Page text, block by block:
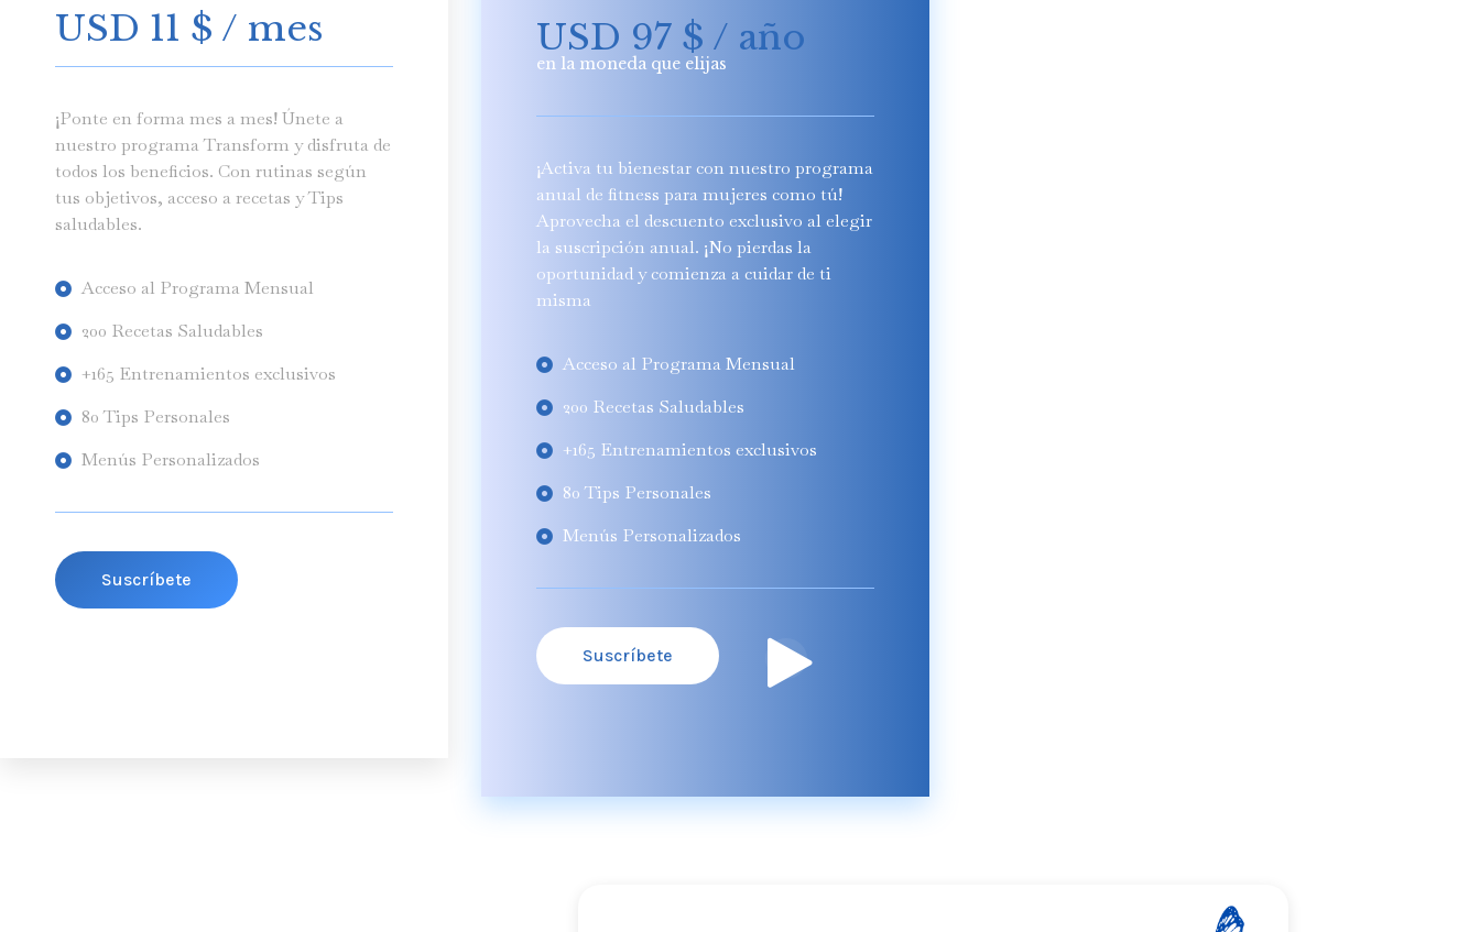
USD 11 $ / mes
¡Ponte en forma mes a mes! Únete a
nuestro programa Transform y disfruta de
todos los beneficios. Con rutinas según
tus objetivos, acceso a recetas y Tips
saludables.
Acceso al Programa Mensual
200 Recetas Saludables
+165 Entrenamientos exclusivos
80 Tips Personales
Menús Personalizados
Suscríbete
USD 97 $ / año
en la moneda que elijas
¡Activa tu bienestar con nuestro programa
anual de fitness para mujeres como tú!
Aprovecha el descuento exclusivo al elegir
la suscripción anual. ¡No pierdas la
oportunidad y comienza a cuidar de ti
misma
Acceso al Programa Mensual
200 Recetas Saludables
+165 Entrenamientos exclusivos
80 Tips Personales
Menús Personalizados
Suscríbete